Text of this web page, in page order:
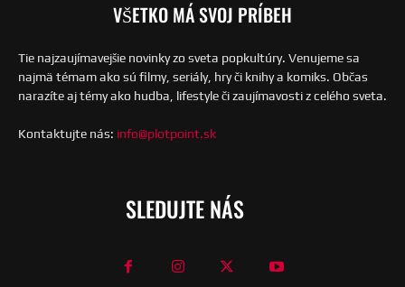
VŠETKO MÁ SVOJ PRÍBEH
Tie najzaujímavejšie novinky zo sveta popkultúry. Venujeme sa
najmä témam ako sú filmy, seriály, hry či knihy a komiks. Občas
narazíte aj témy ako hudba, lifestyle či zaujímavosti z celého sveta.
Kontaktujte nás: info@plotpoint.sk
SLEDUJTE NÁS